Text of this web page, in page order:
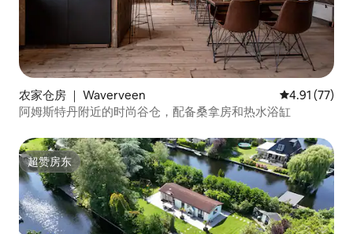
农家仓房 ｜ Waverveen 平均评分
4.91 (77)
阿姆斯特丹附近的时尚谷仓，配备桑拿房和热水浴缸
超赞房东
超赞房东